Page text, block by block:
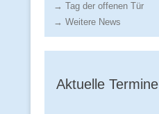
→ Tag der offenen Tür
→ Weitere News
Aktuelle Termine